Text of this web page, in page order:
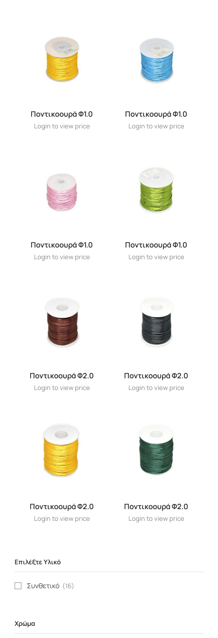
Ποντικοουρά Φ1.0
Login to view price
Ποντικοουρά Φ1.0
Login to view price
Ποντικοουρά Φ1.0
Login to view price
Ποντικοουρά Φ1.0
Login to view price
Ποντικοουρά Φ2.0
Login to view price
Ποντικοουρά Φ2.0
Login to view price
Ποντικοουρά Φ2.0
Login to view price
Ποντικοουρά Φ2.0
Login to view price
Επιλέξτε Υλικό
Συνθετικό (16)
Χρώμα